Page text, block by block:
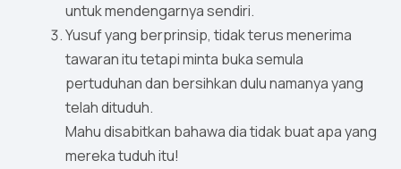
untuk mendengarnya sendiri.
Yusuf yang berprinsip, tidak terus menerima
tawaran itu tetapi minta buka semula
pertuduhan dan bersihkan dulu namanya yang
telah dituduh.
Mahu disabitkan bahawa dia tidak buat apa yang
mereka tuduh itu!